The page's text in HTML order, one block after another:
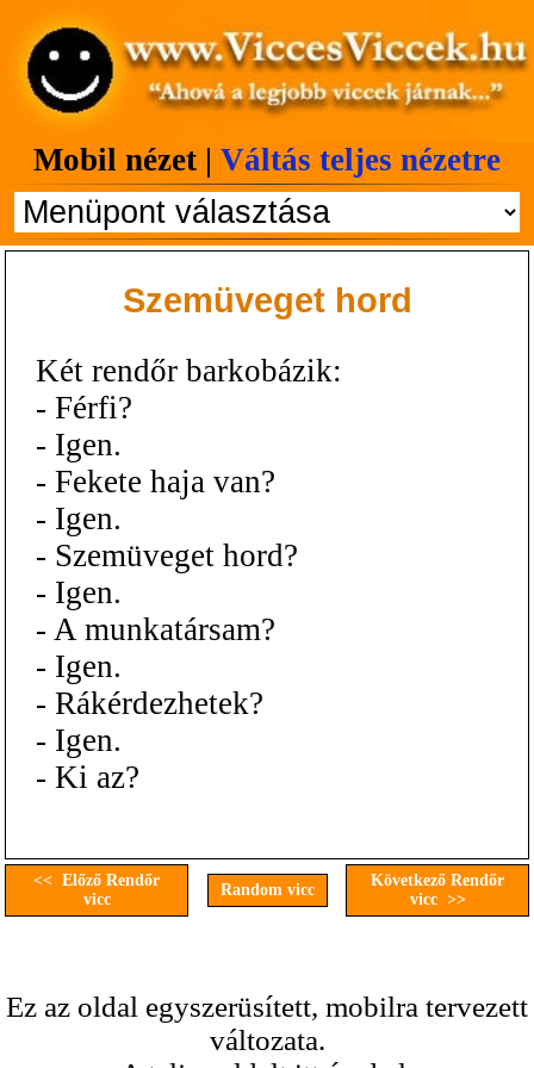
Mobil nézet | Váltás teljes nézetre
Szemüveget hord
Két rendőr barkobázik:
- Férfi?
- Igen.
- Fekete haja van?
- Igen.
- Szemüveget hord?
- Igen.
- A munkatársam?
- Igen.
- Rákérdezhetek?
- Igen.
- Ki az?
<< Előző Rendőr
vicc
Random vicc
Következő Rendőr
vicc >>
Ez az oldal egyszerüsített, mobilra tervezett
változata.